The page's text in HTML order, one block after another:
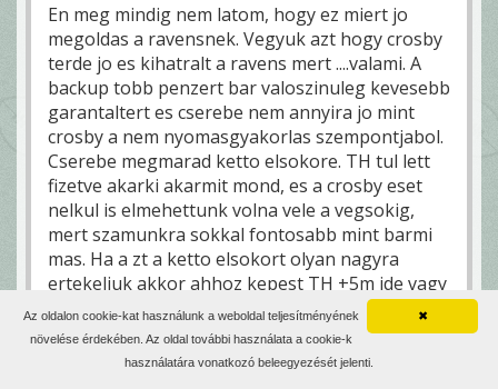
En meg mindig nem latom, hogy ez miert jo
megoldas a ravensnek. Vegyuk azt hogy crosby
terde jo es kihatralt a ravens mert ....valami. A
backup tobb penzert bar valoszinuleg kevesebb
garantaltert es cserebe nem annyira jo mint
crosby a nem nyomasgyakorlas szempontjabol.
Cserebe megmarad ketto elsokore. TH tul lett
fizetve akarki akarmit mond, es a crosby eset
nelkul is elmehettunk volna vele a vegsokig,
mert szamunkra sokkal fontosabb mint barmi
mas. Ha a zt a ketto elsokort olyan nagyra
ertekeljuk akkor ahhoz kepest TH +5m ide vagy
oda nem szamitott volna meg akkor sem ha
meg vagyunk szorulva. AZ 1/14 kb itt korul
kereshet ( tipp ). Szoval nem volt ertelme a
✖
Az oldalon cookie-kat használunk a weboldal teljesítményének
növelése érdekében. Az oldal további használata a cookie-k
használatára vonatkozó beleegyezését jelenti.